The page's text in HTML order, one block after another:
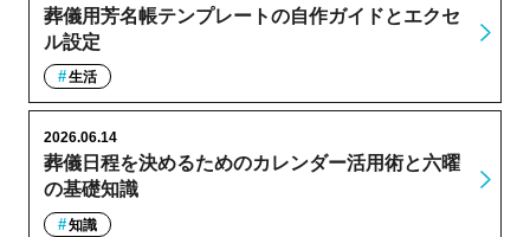
葬儀用芳名帳テンプレートの自作ガイドとエクセ
ル設定
生活
葬儀日程を決めるためのカレンダー活用術と六曜
の基礎知識
2026.06.14
知識